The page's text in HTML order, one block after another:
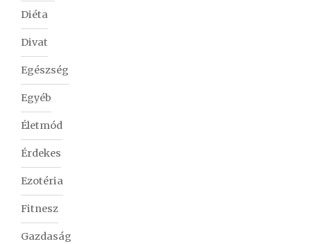
Diéta
Divat
Egészség
Egyéb
Életmód
Érdekes
Ezotéria
Fitnesz
Gazdaság